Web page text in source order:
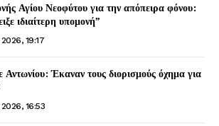
Αγίου Νεοφύτου για την απόπειρα φόνου:
ιδιαίτερη υπομονή”
2026, 19:17
Έκαναν τους διορισμούς όχημα για
2026, 16:53